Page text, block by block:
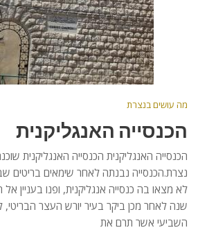
מה עושים בנצרת
הכנסייה האנגליקנית
הכנסייה האנגליקנית הכנסייה האנגליקנית
לא מצאו בה כנסייה אנגליקנית, ופנו בעניין
שנה לאחר מכן ביקר בעיר יורש העצר הבריטי,
השביעי אשר תרם את